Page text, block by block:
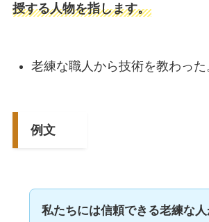
授する人物を指します。
老練な職人から技術を教わった
例文
私たちには信頼できる老練な